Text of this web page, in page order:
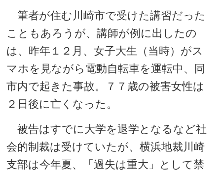
筆者が住む川崎市で受けた講習だった
こともあろうが、講師が例に出したの
は、昨年１２月、女子大生（当時）がス
マホを見ながら電動自転車を運転中、同
市内で起きた事故。７７歳の被害女性は
２日後に亡くなった。
被告はすでに大学を退学となるなど社
会的制裁は受けていたが、横浜地裁川崎
支部は今年夏、「過失は重大」として禁